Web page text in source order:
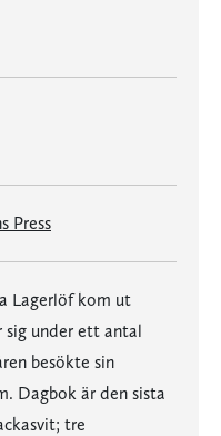
Press
Lagerlöf kom ut
sig under ett antal
besökte sin
Dagbok är den sista
tre